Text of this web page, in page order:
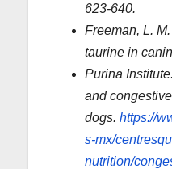
623-640.
Freeman, L.
taurine in
Purina
and
dogs. https://
s-mx/
nutrition/